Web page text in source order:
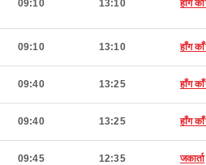
09:10 13:10 हाँग
09:10 13:10 हाँग
09:40 13:25 हाँग
09:40 13:25 हाँग
09:45 12:35 जकार्ता